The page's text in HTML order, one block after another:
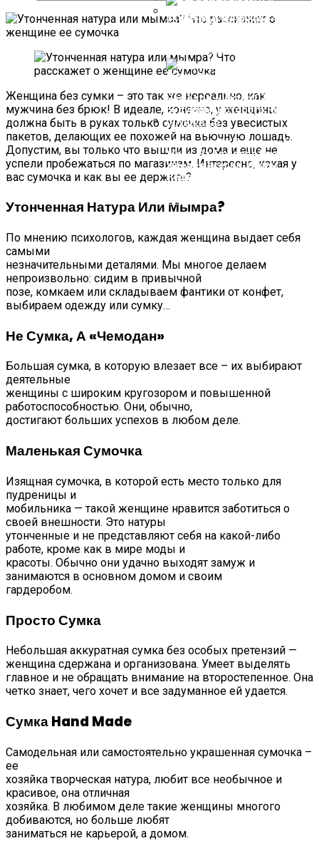
25 Лет Луи Де Фюнес
Обиделся На Табакова, На
Жену, На Тяжелое Время И
Ушел Навсегда. Игорь
Нефедов — Актер С Большим
Случилось
6 Правил Выживания С
Мужчиной Для Сильной И
Женщина без сумки – это так же нереально, как
мужчина без брюк! В идеале, конечно, у женщины
должна быть в руках только сумочка без увесистых
пакетов, делающих ее похожей на вьючную лошадь.
Допустим, вы только что вышли из дома и еще не
успели пробежаться по магазинам. Интересно, какая у
вас сумочка и как вы ее держите?
Утонченная Натура Или Мымра?
По мнению психологов, каждая женщина выдает себя
самыми
незначительными деталями. Мы многое делаем
непроизвольно: сидим в привычной
позе, комкаем или складываем фантики от конфет,
выбираем одежду или сумку…
Не Сумка, А «чемодан»
Большая сумка, в которую влезает все – их выбирают
деятельные
женщины с широким кругозором и повышенной
работоспособностью. Они, обычно,
достигают больших успехов в любом деле.
Маленькая Сумочка
Изящная сумочка, в которой есть место только для
пудреницы и
мобильника — такой женщине нравится заботиться о
своей внешности. Это натуры
утонченные и не представляют себя на какой-либо
работе, кроме как в мире моды и
красоты. Обычно они удачно выходят замуж и
занимаются в основном домом и своим
гардеробом.
Просто Сумка
Небольшая аккуратная сумка без особых претензий —
женщина сдержана и организована. Умеет выделять
главное и не обращать внимание на второстепенное. Она
четко знает, чего хочет и все задуманное ей удается.
Сумка Hand Made
Самодельная или самостоятельно украшенная сумочка –
ее
хозяйка творческая натура, любит все необычное и
красивое, она отличная
хозяйка. В любимом деле такие женщины многого
добиваются, но больше любят
заниматься не карьерой, а домом.